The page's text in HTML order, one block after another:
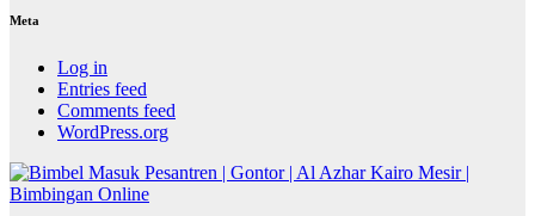
Meta
Log in
Entries feed
Comments feed
WordPress.org